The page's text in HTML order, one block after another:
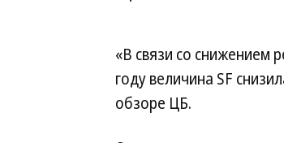
«В связи со снижением
году величина SF
обзоре ЦБ.